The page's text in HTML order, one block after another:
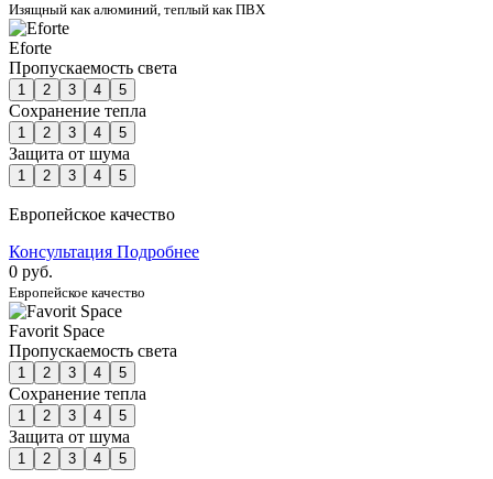
Изящный как алюминий, теплый как ПВХ
Eforte
Пропускаемость света
1 2 3 4 5
Сохранение тепла
1 2 3 4 5
Защита от шума
1 2 3 4 5
Европейское качество
Консультация Подробнее
0 руб.
Европейское качество
Favorit Space
Пропускаемость света
1 2 3 4 5
Сохранение тепла
1 2 3 4 5
Защита от шума
1 2 3 4 5